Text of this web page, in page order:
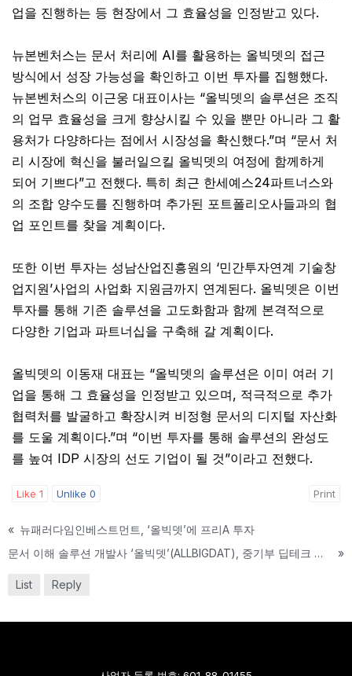
업을 진행하는 등 현장에서 그 효율성을 인정받고 있다.
뉴본벤처스는 문서 처리에 AI를 활용하는 올빅뎃의 접근
방식에서 성장 가능성을 확인하고 이번 투자를 집행했다.
뉴본벤처스의 이근웅 대표이사는 “올빅뎃의 솔루션은 조직
의 업무 효율성을 크게 향상시킬 수 있을 뿐만 아니라 그 활
용처가 다양하다는 점에서 시장성을 확신했다.”며 “문서 처
리 시장에 혁신을 불러일으킬 올빅뎃의 여정에 함께하게
되어 기쁘다”고 전했다. 특히 최근 한세예스24파트너스와
의 조합 양수도를 진행하며 추가된 포트폴리오사들과의 협
업 포인트를 찾을 계획이다.
또한 이번 투자는 성남산업진흥원의 ‘민간투자연계 기술창
업지원’사업의 사업화 지원금까지 연계된다. 올빅뎃은 이번
투자를 통해 기존 솔루션을 고도화함과 함께 본격적으로
다양한 기업과 파트너십을 구축해 갈 계획이다.
올빅뎃의 이동재 대표는 “올빅뎃의 솔루션은 이미 여러 기
업을 통해 그 효율성을 인정받고 있으며, 적극적으로 추가
협력처를 발굴하고 확장시켜 비정형 문서의 디지털 자산화
를 도울 계획이다.”며 “이번 투자를 통해 솔루션의 완성도
를 높여 IDP 시장의 선도 기업이 될 것”이라고 전했다.
Like 1 Unlike 0 Print
« 뉴패러다임인베스트먼트, ‘올빅뎃’에 프리A 투자
문서 이해 솔루션 개발사 ‘올빅뎃’(ALLBIGDAT), 중기부 딥테크 팁스(TIPS) 선정
»
List Reply